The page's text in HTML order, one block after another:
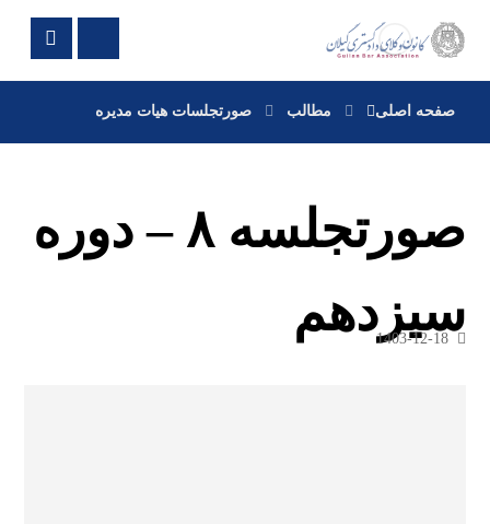
صفحه اصلی مطالب صورتجلسات هیات مدیره
صورتجلسه ۸ – دوره
سیزدهم
1403-12-18